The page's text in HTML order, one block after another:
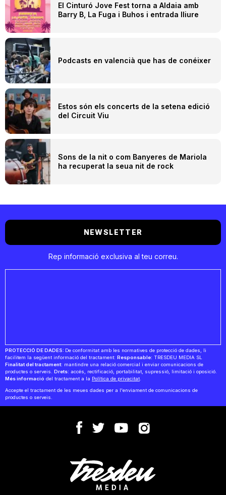
El Cinturó Jove Fest torna a Aldaia amb
Barry B, La Fuga i Buhos i entrada lliure
Podcasts en valencià que has de conéixer
Estos són els concerts de la setena edició
del Circuit Viu
Sons de la nit o com Banyeres de Mariola
ha recuperat la seua nit de rock
NEWSLETTER
Rep informació exclusiva al teu correu.
PROTECCIÓ DE DADES: De conformitat amb les normatives de protecció de dades, li
facilitem la següent informació del tractament: Responsable: TRESDEU MEDIA SL
Finalitat del tractament: mantindre una relació comercial i enviar comunicacions de
productes o serveis. Drets: accés, rectificació, portabilitat, supressió, limitació i oposició.
Més informació del tractament a la Política de privacitat
Accepte el tractament de les meues dades per a l'enviament de comunicacions de
productes o serveis.